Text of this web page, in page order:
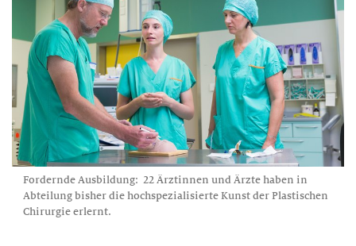
Fordernde Ausbildung: 22 Ärztinnen und Ärzte haben in
Abteilung bisher die hochspezialisierte Kunst der Plastischen
Chirurgie erlernt.